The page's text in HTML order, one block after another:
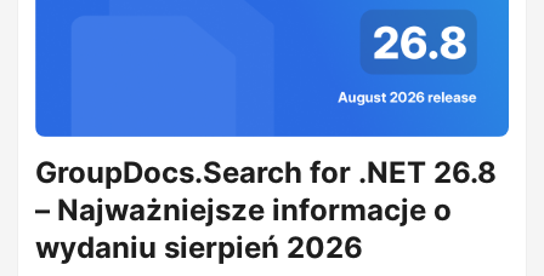
GroupDocs.Search for .NET 26.8
– Najważniejsze informacje o
wydaniu sierpień 2026